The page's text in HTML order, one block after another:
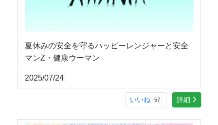
夏休みの安全を守るハッピーレンジャーと安全
マンZ・健康ウーマン
2025/07/24
いいね 57 詳細